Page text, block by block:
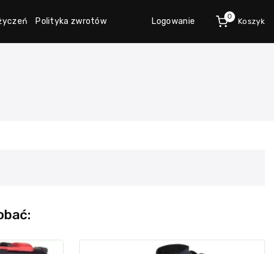
Polityka zwrotów Logowanie 0
Koszyk